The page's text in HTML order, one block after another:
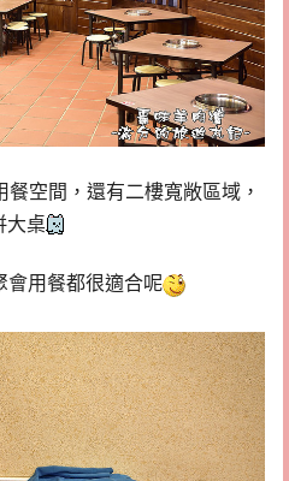
空間，還有二樓寬敞區域，
大桌
會用餐都很適合呢